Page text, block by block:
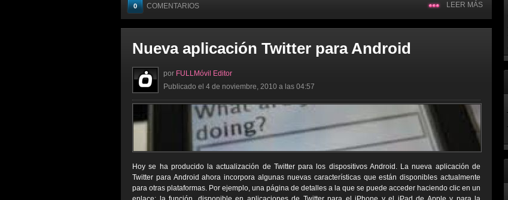
0 COMENTARIOS LEER MÁS
Nueva aplicación Twitter para Android
por FULLMóvil Editor
Publicado el 4 de noviembre, 2010 a las 04:57
Hoy se ha producido la actualización de Twitter para los dispositivos Android. La nueva aplicación de
Twitter para Android ahora incorpora algunas nuevas características que están disponibles actualmente
para otras plataformas. Por ejemplo, una página de detalles a la que se puede acceder haciendo clic en un